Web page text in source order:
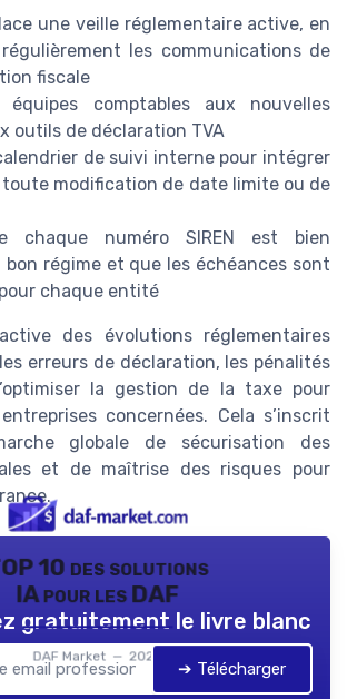
une veille réglementaire active, en
les communications de
fiscale
équipes comptables aux nouvelles
outils de déclaration TVA
de suivi interne pour intégrer
modification de date limite ou de
chaque numéro SIREN est bien
régime et que les échéances sont
chaque entité
des évolutions réglementaires
erreurs de déclaration, les pénalités
la gestion de la taxe pour
concernées. Cela s’inscrit
globale de sécurisation des
et de maîtrise des risques pour
10 des solutions
IA pour les DAF
DAF Market — 2026
gratuitement le livre blanc
➔ Télécharger